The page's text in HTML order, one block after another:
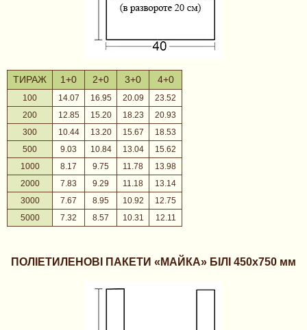
ТИРАЖ 1+0 2+0 3+0 4+0
100 14.07 16.95 20.09
23.52
200
12.85 15.20 18.23
20.93
300
10.44 13.20 15.67
18.53
500
9.03 10.84 13.04
15.62
1000
8.17 9.75 11.78
13.98
2000
7.83 9.29 11.18
13.14
3000
7.67 8.95 10.92
12.75
5000
7.32 8.57 10.31 12.11
ПОЛІЕТИЛЕНОВІ ПАКЕТИ «МАЙКА» БІЛІ 450х750 мм